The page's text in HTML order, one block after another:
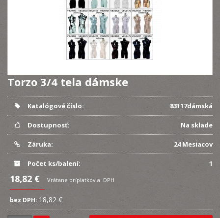
Torzo 3/4 tela dámske
Katalógové číslo: 83117dámská
Dostupnosť: Na sklade
Záruka: 24 Mesiacov
Počet ks/balení: 1
18,82 € Vrátane príplatkov a DPH
bez DPH: 18,82 €